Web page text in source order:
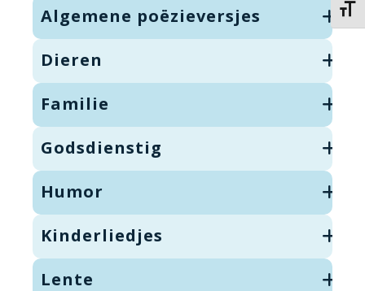
Algemene poëzieversjes
Dieren
Familie
Godsdienstig
Humor
Kinderliedjes
Lente